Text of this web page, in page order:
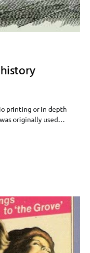
printing or in depth
originally used…